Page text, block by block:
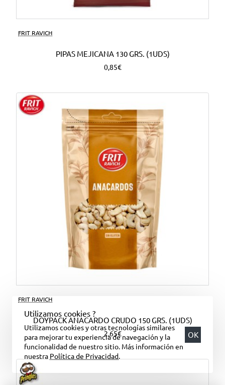
Utilizamos cookies ?
Utilizamos cookies y otras tecnologías similares
para mejorar tu experiencia de navegación y la
funcionalidad de nuestro sitio. Más información en
nuestra Política de Privacidad.
OK
FRIT RAVICH
PIPAS MEJICANA 130 GRS. (1UDS)
0,85€
FRIT RAVICH
DOYPACK ANACARDO CRUDO 150 GRS. (1UDS)
2,65€